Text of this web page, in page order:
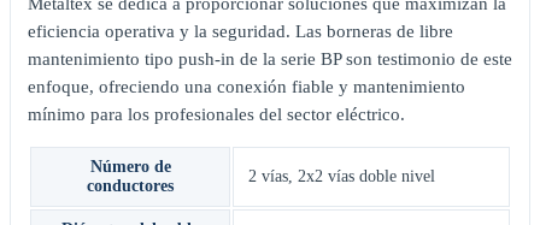
eficiencia operativa y la seguridad. Las borneras de libre
mantenimiento tipo push-in de la serie BP son testimonio de este
enfoque, ofreciendo una conexión fiable y mantenimiento
mínimo para los profesionales del sector eléctrico.
Número de
conductores
2 vías 2x2 vías doble nivel